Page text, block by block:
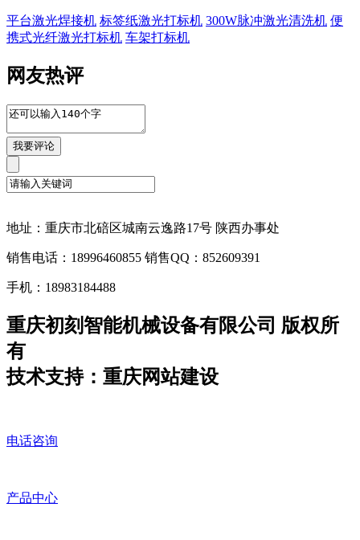
平台激光焊接机 标签纸激光打标机 300W脉冲激光清洗机 便
携式光纤激光打标机 车架打标机
网友热评
地址：重庆市北碚区城南云逸路17号 陕西办事处
销售电话：18996460855 销售QQ：852609391
手机：18983184488
重庆初刻智能机械设备有限公司 版权所
有
技术支持：重庆网站建设
电话咨询
产品中心